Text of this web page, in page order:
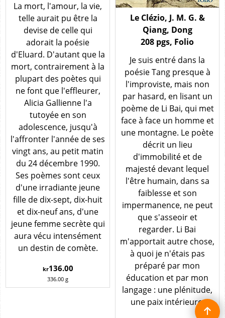
La mort, l'amour, la vie,
telle aurait pu être la
devise de celle qui
adorait la poésie
d'Eluard. D'autant que la
mort, contrairement à la
plupart des poètes qui
ne font que l'effleurer,
Alicia Gallienne l'a
tutoyée en son
adolescence, jusqu'à
l'affronter l'année de ses
vingt ans, au petit matin
du 24 décembre 1990.
Ses poèmes sont ceux
d'une irradiante jeune
fille de dix-sept, dix-huit
et dix-neuf ans, d'une
jeune femme secrète qui
aura vécu intensément
un destin de comète.
kr136.00
336.00 g
Le Clézio, J. M. G. &
Qiang, Dong
208 pgs, Folio
Je suis entré dans la
poésie Tang presque à
l'improviste, mais non
par hasard, en lisant un
poème de Li Bai, qui met
face à face un homme et
une montagne. Le poète
décrit un lieu
d'immobilité et de
majesté devant lequel
l'être humain, dans sa
faiblesse et son
impermanence, ne peut
que s'asseoir et
regarder. Li Bai
m'apportait autre chose,
à quoi je n'étais pas
préparé par mon
éducation et par mon
langage : une plénitude,
une paix intérieure.